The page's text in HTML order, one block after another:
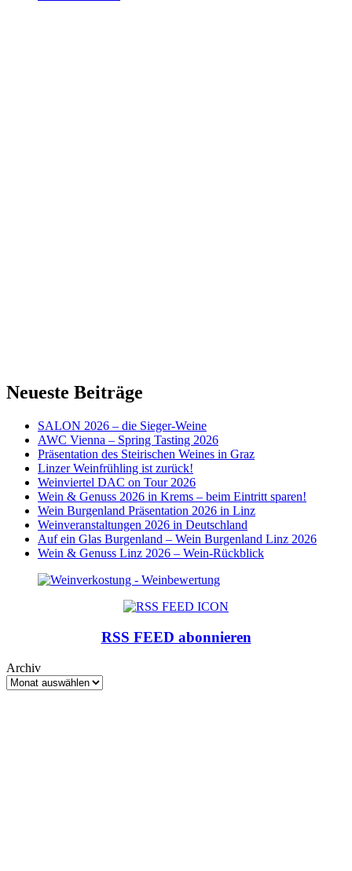
Neueste Beiträge
SALON 2026 – die Sieger-Weine
AWC Vienna – Spring Tasting 2026
Präsentation des Steirischen Weines in Graz
Linzer Weinfrühling ist zurück!
Weinviertel DAC on Tour 2026
Wein & Genuss 2026 in Krems – beim Eintritt sparen!
Wein Burgenland Präsentation 2026 in Linz
Weinveranstaltungen 2026 in Deutschland
Auf ein Glas Burgenland – Wein Burgenland Linz 2026
Wein & Genuss Linz 2026 – Wein-Rückblick
RSS FEED abonnieren
Archiv